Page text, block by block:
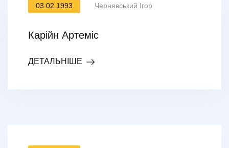
03.02.1993 Чернявський Ігор
Карійн Артеміс
ДЕТАЛЬНІШЕ